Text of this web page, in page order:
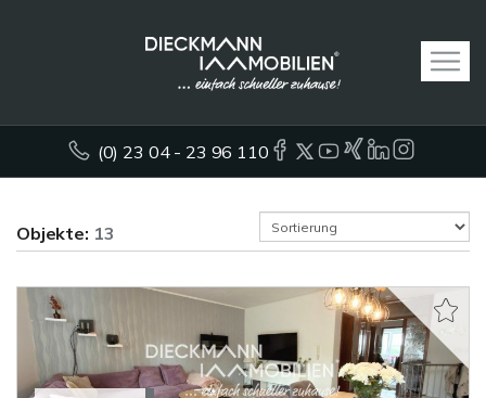
(0) 23 04 - 23 96 110
Objekte: 13